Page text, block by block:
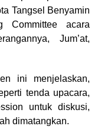
Tangsel Benyamin
Committee acara
Jum’at,
ini menjelaskan,
tenda upacara,
untuk diskusi,
dimatangkan.